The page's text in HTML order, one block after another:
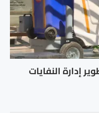
إدارة النفايات